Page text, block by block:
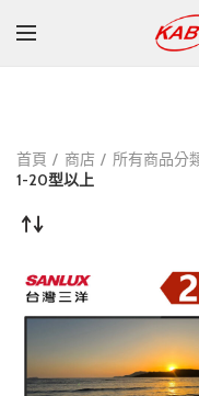
首頁 商店 所有商品分
1-20型以上